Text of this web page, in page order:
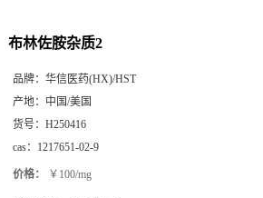
布林佐胺杂质2
品牌： 华信医药(HX)/HST
产地： 中国/美国
货号： H250416
cas： 1217651-02-9
价格： ￥100/mg